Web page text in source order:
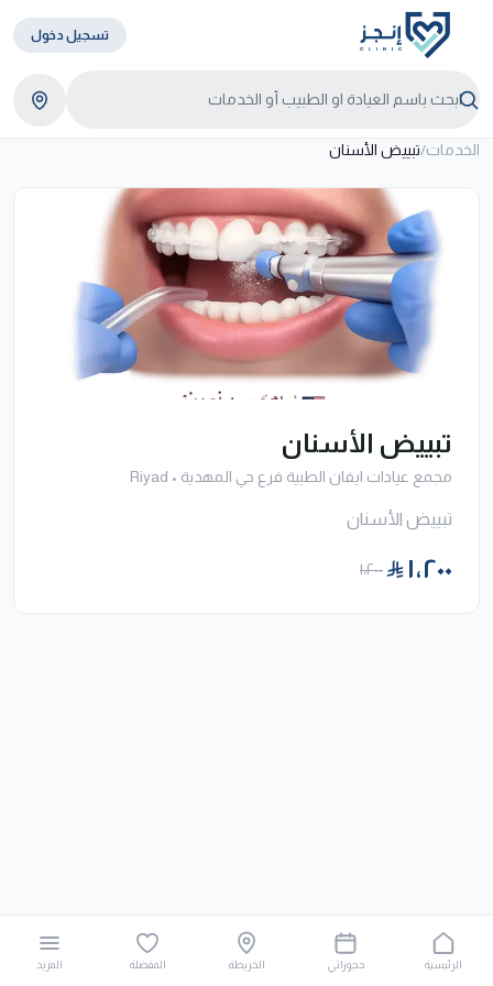
تسجيل دخول
الخدمات/تبييض الأسنان
تبييض الأسنان
مجمع عيادات ايفان الطبية فرع حي المهدية •
Riyad
تبييض الأسنان
١٬٢٠٠ ١٬٢٠٠
الرئيسية حجوزاتي الخريطة المفضلة المزيد